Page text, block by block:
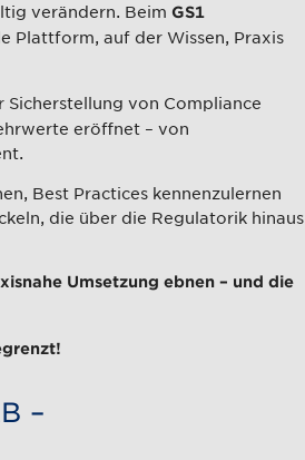
verändern. Beim GS1
Plattform, auf der Wissen, Praxis
Sicherstellung von Compliance
eröffnet – von
Best Practices kennenzulernen
die über die Regulatorik hinaus
Umsetzung ebnen – und die
–